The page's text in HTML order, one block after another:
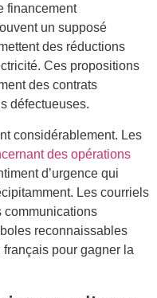
financement
un supposé
des réductions
Ces propositions
des contrats
défectueuses.
considérablement. Les
des opérations
d’urgence qui
Les courriels
communications
reconnaissables
pour gagner la